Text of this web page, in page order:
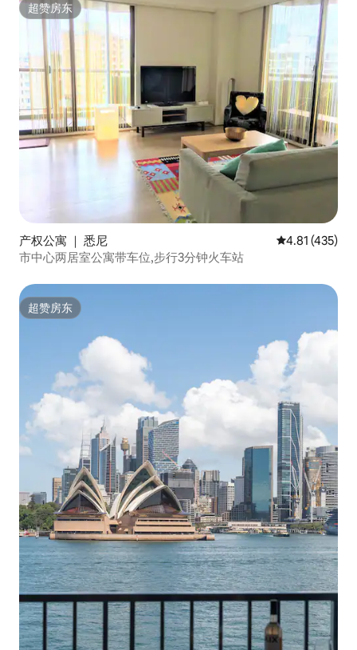
超赞房东
超赞房东
产权公寓 ｜ 悉尼 平均评分 4.81
4.81 (435)
市中心两居室公寓带车位,步行3分钟火车站
超赞房东
超赞房东